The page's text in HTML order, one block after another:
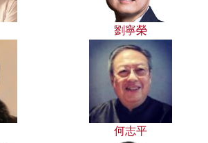
劉寧榮
何志平